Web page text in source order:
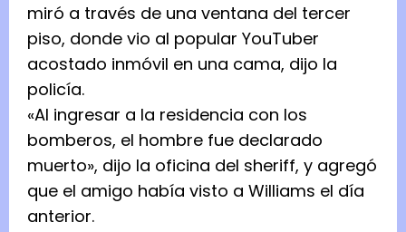
miró a través de una ventana del tercer
piso, donde vio al popular YouTuber
acostado inmóvil en una cama, dijo la
policía.
«Al ingresar a la residencia con los
bomberos, el hombre fue declarado
muerto», dijo la oficina del sheriff, y agregó
que el amigo había visto a Williams el día
anterior.